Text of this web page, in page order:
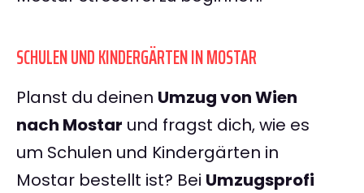
SCHULEN UND KINDERGÄRTEN IN MOSTAR
Planst du deinen Umzug von Wien
nach Mostar und fragst dich, wie es
um Schulen und Kindergärten in
Mostar bestellt ist? Bei Umzugsprofi